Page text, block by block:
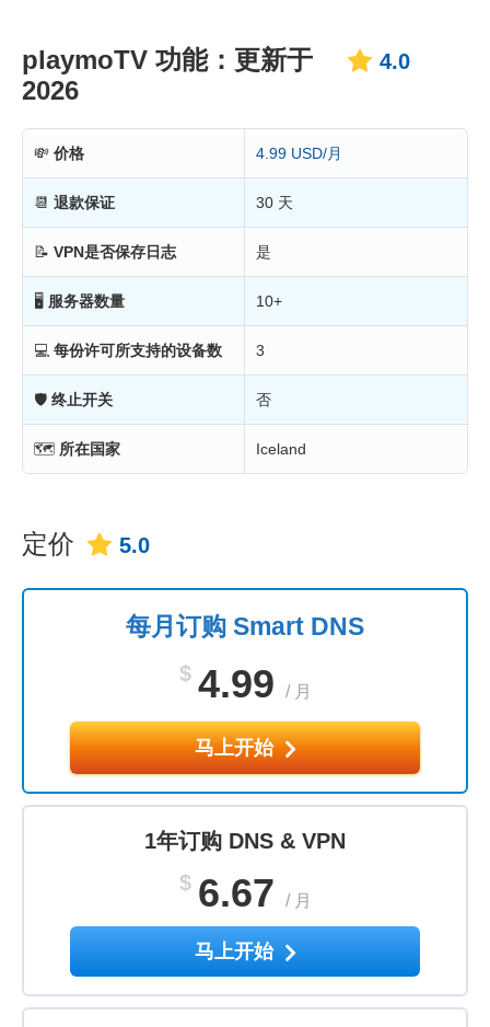
playmoTV 功能：更新于
2026
4.0
💸 价格 4.99 USD/月
📆 退款保证 30 天
📝 VPN是否保存日志 是
🖥 服务器数量 10+
💻 每份许可所支持的设备数 3
🛡 终止开关 否
🗺 所在国家 Iceland
定价 5.0
每月订购 Smart DNS
$ 4.99 / 月
马上开始
1年订购 DNS & VPN
$ 6.67 / 月
马上开始